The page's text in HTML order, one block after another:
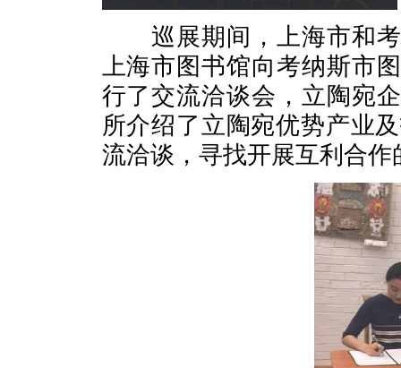
巡展期间，上海市和考
上海市图书馆向考纳斯市
行了交流洽谈会，立陶宛
所介绍了立陶宛优势产业
流洽谈，寻找开展互利合作